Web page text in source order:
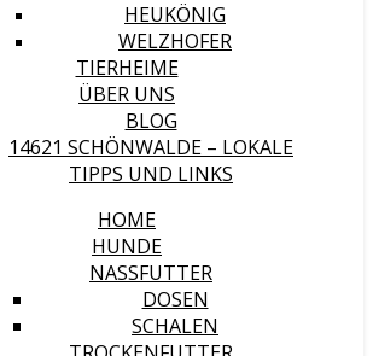
HEUKÖNIG
WELZHOFER
TIERHEIME
ÜBER UNS
BLOG
14621 SCHÖNWALDE – LOKALE
TIPPS UND LINKS
HOME
HUNDE
NASSFUTTER
DOSEN
SCHALEN